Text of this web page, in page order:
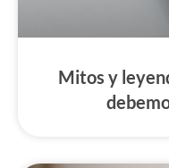
Mitos y